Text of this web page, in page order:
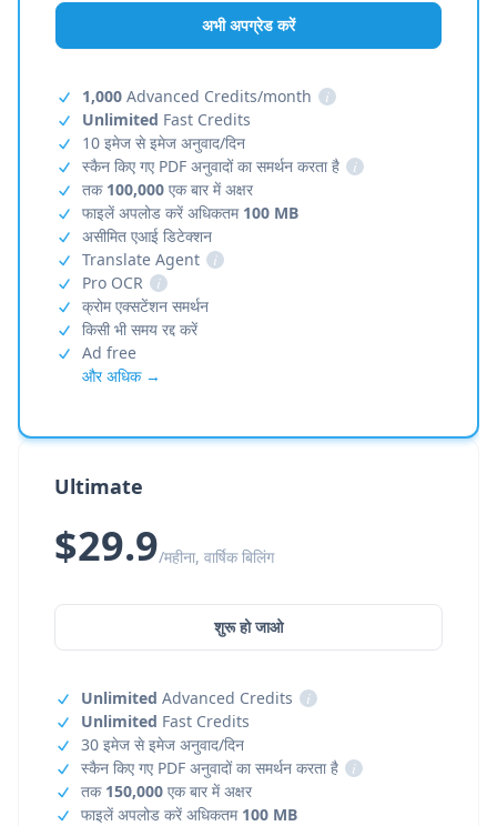
अभी अपग्रेड करें
1,000 Advanced Credits/month
i
Unlimited Fast Credits
10 इमेज से इमेज अनुवाद/दिन
स्कैन किए गए PDF अनुवादों का समर्थन करता है
i
तक 100,000 एक बार में अक्षर
फाइलें अपलोड करें अधिकतम 100 MB
असीमित एआई डिटेक्शन
Translate Agent
i
Pro OCR
i
क्रोम एक्सटेंशन समर्थन
किसी भी समय रद्द करें
Ad free
और अधिक →
Ultimate
$29.9/महीना, वार्षिक बिलिंग
शुरू हो जाओ
Unlimited Advanced Credits
i
Unlimited Fast Credits
30 इमेज से इमेज अनुवाद/दिन
स्कैन किए गए PDF अनुवादों का समर्थन करता है
i
तक 150,000 एक बार में अक्षर
फाइलें अपलोड करें अधिकतम 100 MB